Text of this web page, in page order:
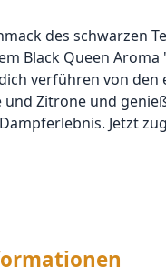
des schwarzen
Black Queen Aroma
verführen von den
und Zitrone und
Jetzt